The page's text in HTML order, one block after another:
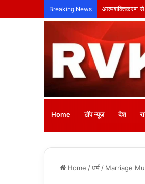
Breaking News आत्मशक्तिकरण से
Home टॉप न्यूज़ देश
Home /धर्म / Marriage